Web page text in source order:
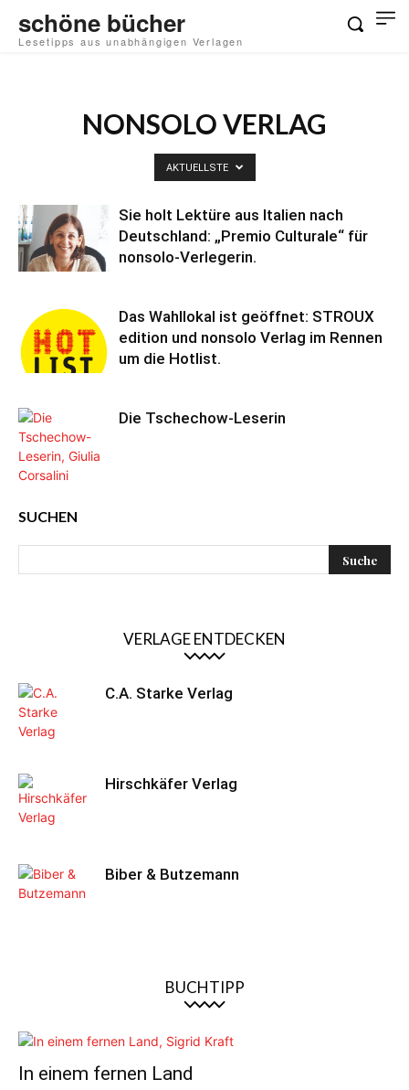
schöne bücher
Lesetipps aus unabhängigen Verlagen
NONSOLO VERLAG
AKTUELLSTE
Sie holt Lektüre aus Italien nach
Deutschland: „Premio Culturale“ für
nonsolo-Verlegerin.
Das Wahllokal ist geöffnet: STROUX
edition und nonsolo Verlag im Rennen
um die Hotlist.
Die Tschechow-Leserin
SUCHEN
VERLAGE ENTDECKEN
C.A. Starke Verlag
Hirschkäfer Verlag
Biber & Butzemann
BUCHTIPP
In einem fernen Land